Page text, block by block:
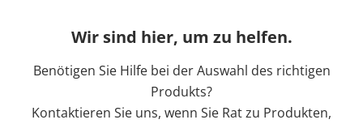
Wir sind hier, um zu helfen.
Benötigen Sie Hilfe bei der Auswahl des richtigen
Produkts?
Kontaktieren Sie uns, wenn Sie Rat zu Produkten,